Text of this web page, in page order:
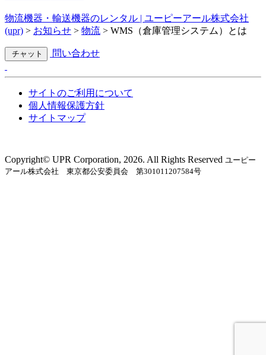
物流機器・輸送機器のレンタル | ユーピーアール株式会社
(upr) > お知らせ > 物流 > WMS（倉庫管理システム）とは
チャット 問い合わせ
サイトのご利用について
個人情報保護方針
サイトマップ
Copyright©︎ UPR Corporation, 2026. All Rights Reserved ユーピー
アール株式会社 東京都公安委員会 第301011207584号